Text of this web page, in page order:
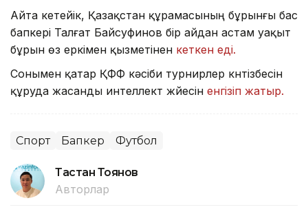
Айта кетейік, Қазақстан құрамасының бұрынғы бас
бапкері Талғат Байсуфинов бір айдан астам уақыт
бұрын өз еркімен қызметінен кеткен еді.
Сонымен қатар ҚФФ кәсіби турнирлер күнтізбесін
құруда жасанды интеллект жүйесін енгізіп жатыр.
Спорт Бапкер Футбол
Тастан Тоянов
Авторлар